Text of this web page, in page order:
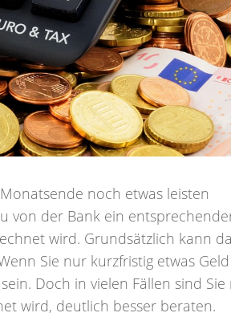
noch etwas leisten
von der Bank ein
wird. Grundsätzlich kann
Sie nur kurzfristig etwas Geld
Doch in vielen Fällen sind Sie
wird, deutlich besser beraten.